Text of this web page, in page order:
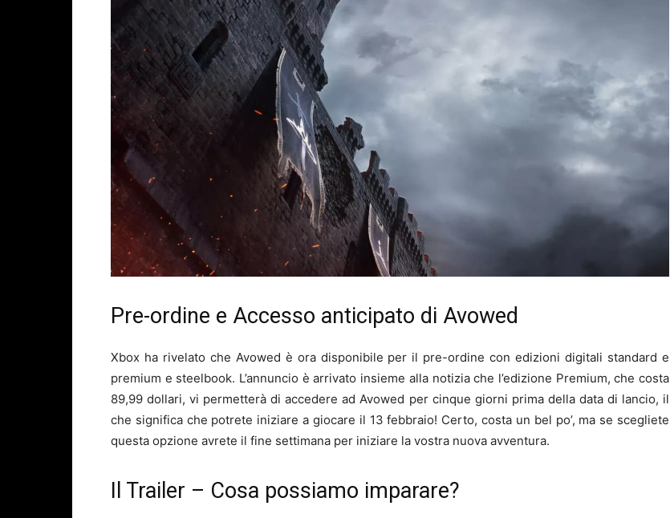
Pre-ordine e Accesso anticipato di Avowed
Xbox ha rivelato che Avowed è ora disponibile per il pre-ordine con edizioni digitali standard e
premium e steelbook. L’annuncio è arrivato insieme alla notizia che l’edizione Premium, che costa
89,99 dollari, vi permetterà di accedere ad Avowed per cinque giorni prima della data di lancio, il
che significa che potrete iniziare a giocare il 13 febbraio! Certo, costa un bel po’, ma se scegliete
questa opzione avrete il fine settimana per iniziare la vostra nuova avventura.
Il Trailer – Cosa possiamo imparare?